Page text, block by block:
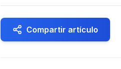
Compartir artículo